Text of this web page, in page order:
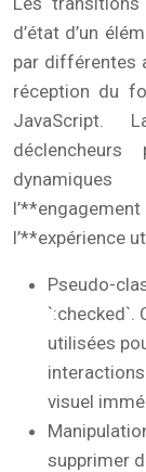
d’état d’un
par différentes
réception du
JavaScript.
l’**expérience
Pseudo-
`:checked`.
utilisées
visuel
supprimer